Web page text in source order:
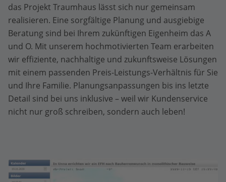
das Projekt Traumhaus lässt sich nur gemeinsam
realisieren. Eine sorgfältige Planung und ausgiebige
Beratung sind bei Ihrem zukünftigen Eigenheim das A
und O. Mit unserem hochmotivierten Team erarbeiten
wir effiziente, nachhaltige und zukunftsweise Lösungen
mit einem passenden Preis-Leistungs-Verhältnis für Sie
und Ihre Familie. Planungsanpassungen bis ins letzte
Detail sind bei uns inklusive – weil wir Kundenservice
nicht nur groß schreiben, sondern auch leben!